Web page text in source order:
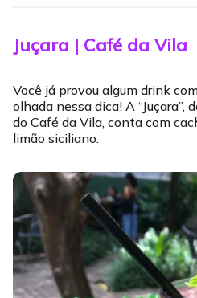
Juçara | Café da Vila
Você já provou algum drink
olhada nessa dica! A “Juçara”,
do Café da Vila, conta com
limão siciliano.